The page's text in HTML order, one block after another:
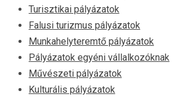
Turisztikai pályázatok
Falusi turizmus pályázatok
Munkahelyteremtő pályázatok
Pályázatok egyéni vállalkozóknak
Művészeti pályázatok
Kulturális pályázatok